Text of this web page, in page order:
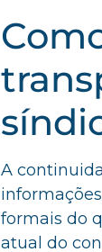
A
formais do
atual do